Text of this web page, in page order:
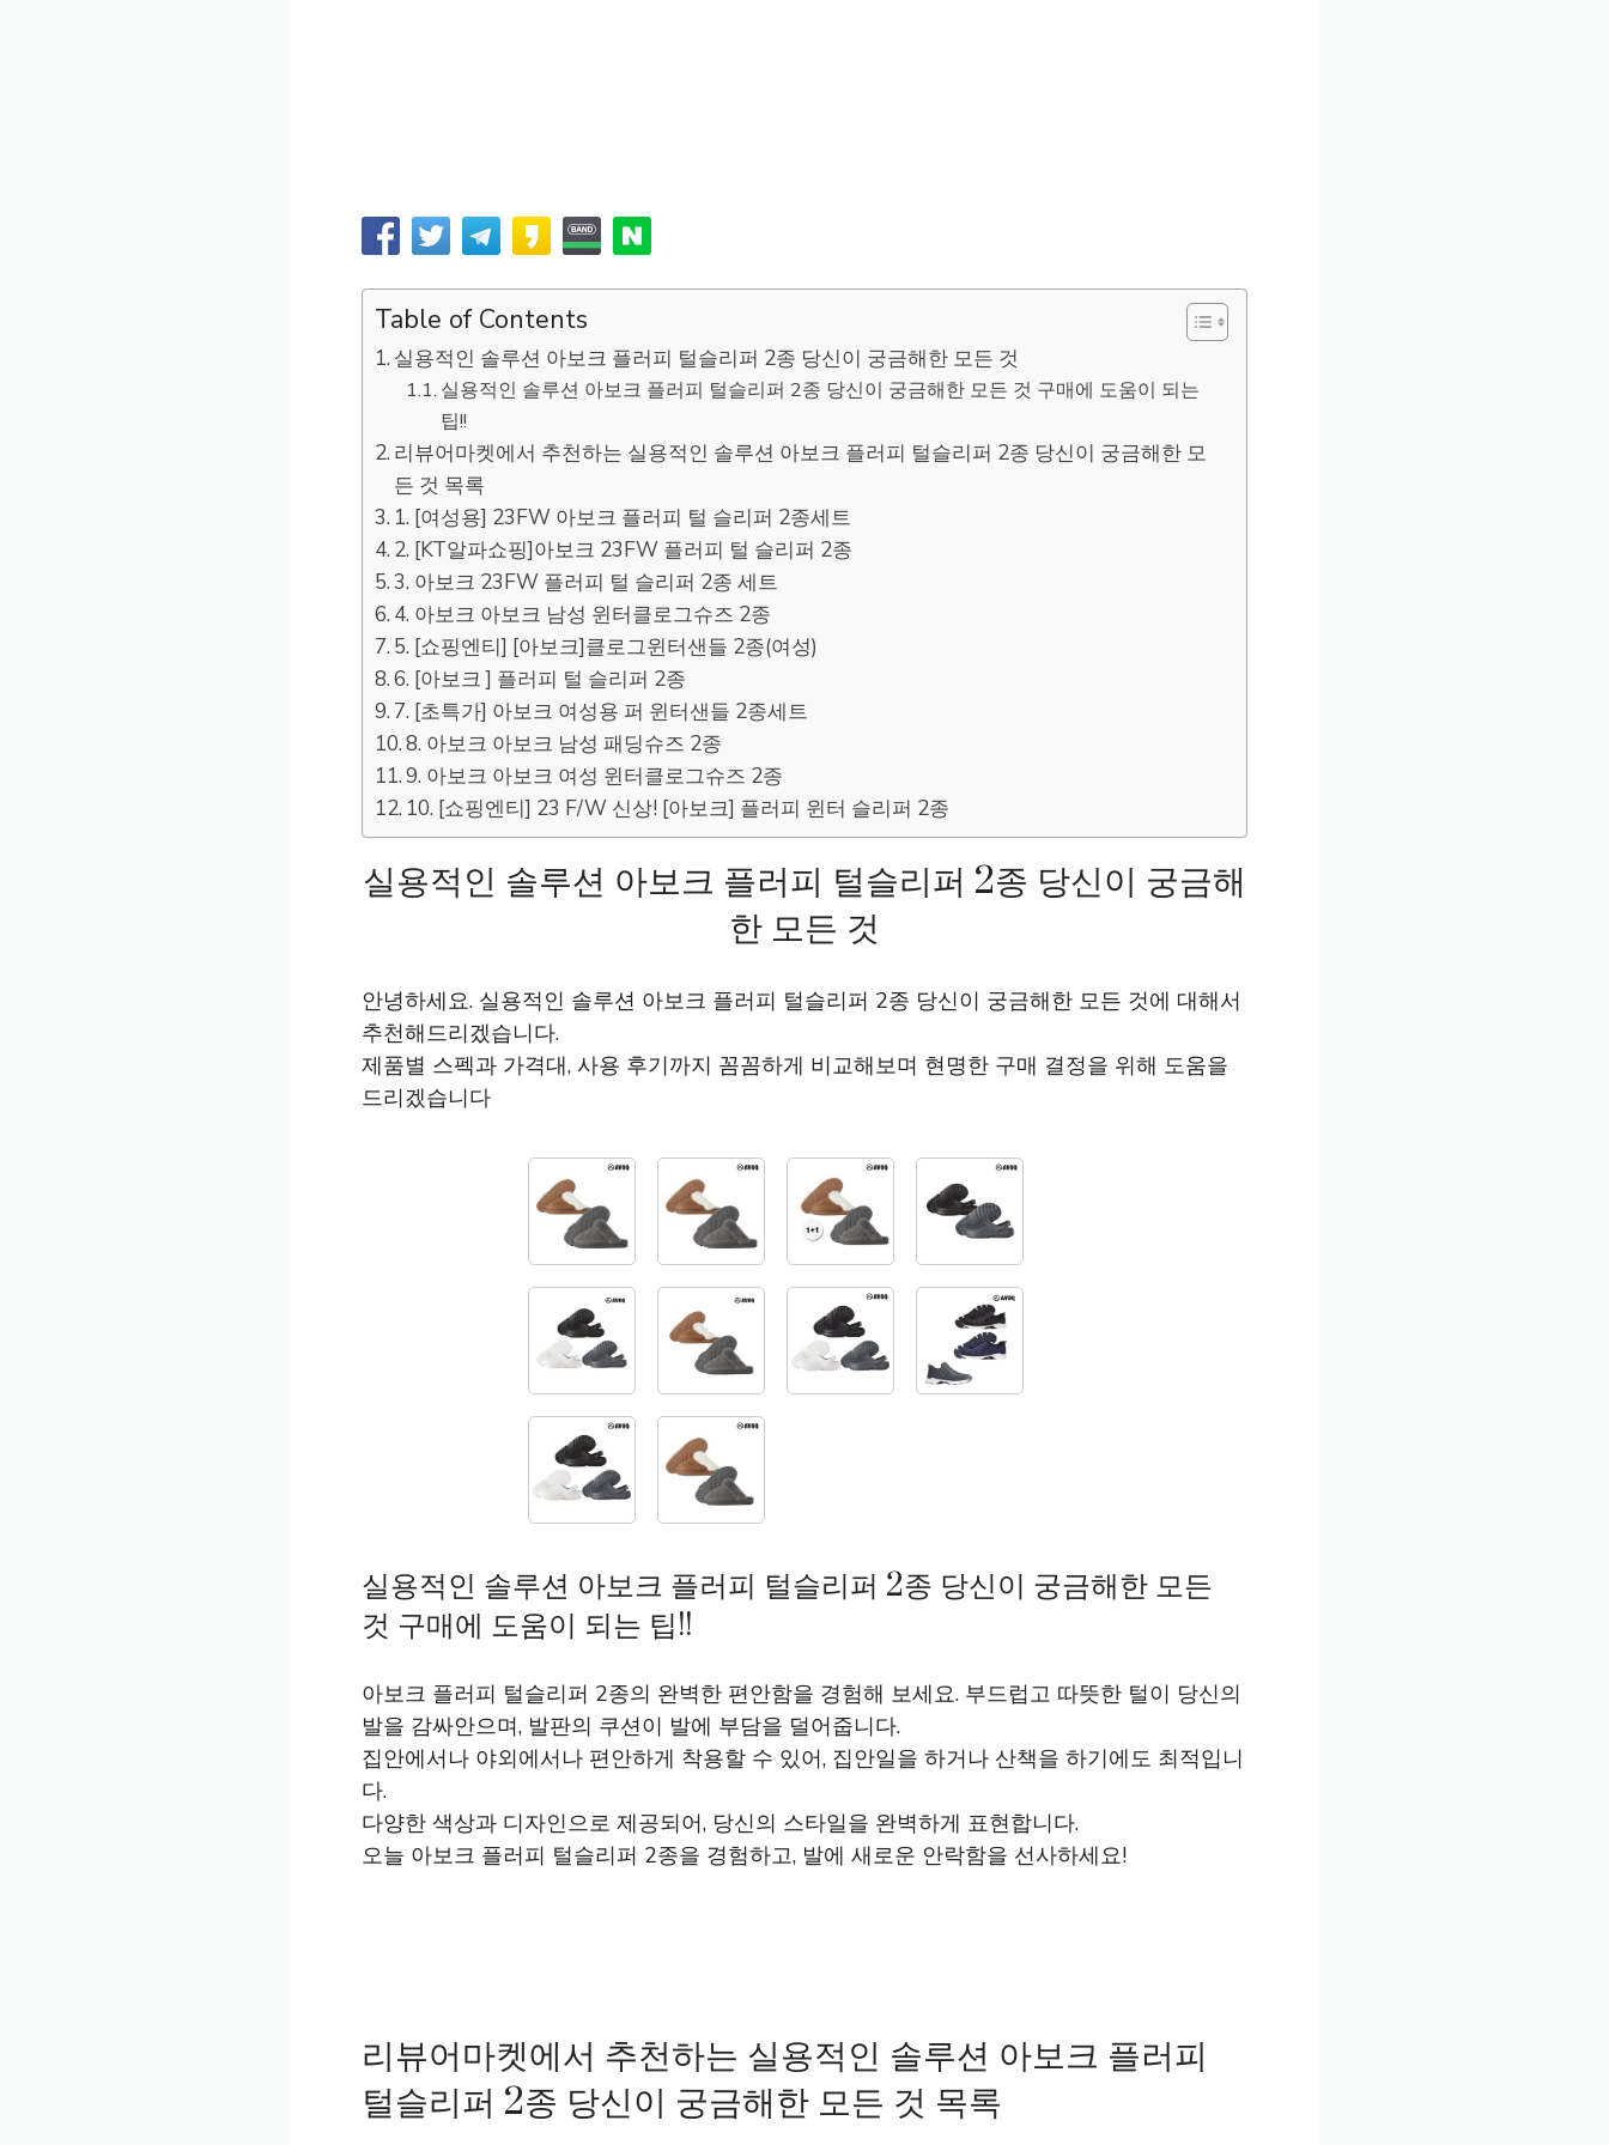
Table of Contents
실용적인 솔루션 아보크 플러피 털슬리퍼 2종 당신이 궁금해한 모든 것
실용적인 솔루션 아보크 플러피 털슬리퍼 2종 당신이 궁금해한 모든 것 구매에 도움이 되는
팁!!
리뷰어마켓에서 추천하는 실용적인 솔루션 아보크 플러피 털슬리퍼 2종 당신이 궁금해한 모
든 것 목록
1. [여성용] 23FW 아보크 플러피 털 슬리퍼 2종세트
2. [KT알파쇼핑]아보크 23FW 플러피 털 슬리퍼 2종
3. 아보크 23FW 플러피 털 슬리퍼 2종 세트
4. 아보크 아보크 남성 윈터클로그슈즈 2종
5. [쇼핑엔티] [아보크]클로그윈터샌들 2종(여성)
6. [아보크 ] 플러피 털 슬리퍼 2종
7. [초특가] 아보크 여성용 퍼 윈터샌들 2종세트
8. 아보크 아보크 남성 패딩슈즈 2종
9. 아보크 아보크 여성 윈터클로그슈즈 2종
10. [쇼핑엔티] 23 F/W 신상! [아보크] 플러피 윈터 슬리퍼 2종
실용적인 솔루션 아보크 플러피 털슬리퍼 2종 당신이 궁금해
한 모든 것
안녕하세요. 실용적인 솔루션 아보크 플러피 털슬리퍼 2종 당신이 궁금해한 모든 것에 대해서
추천해드리겠습니다.
제품별 스펙과 가격대, 사용 후기까지 꼼꼼하게 비교해보며 현명한 구매 결정을 위해 도움을
드리겠습니다
실용적인 솔루션 아보크 플러피 털슬리퍼 2종 당신이 궁금해한 모든
것 구매에 도움이 되는 팁!!
아보크 플러피 털슬리퍼 2종의 완벽한 편안함을 경험해 보세요. 부드럽고 따뜻한 털이 당신의
발을 감싸안으며, 발판의 쿠션이 발에 부담을 덜어줍니다.
집안에서나 야외에서나 편안하게 착용할 수 있어, 집안일을 하거나 산책을 하기에도 최적입니
다.
다양한 색상과 디자인으로 제공되어, 당신의 스타일을 완벽하게 표현합니다.
오늘 아보크 플러피 털슬리퍼 2종을 경험하고, 발에 새로운 안락함을 선사하세요!
리뷰어마켓에서 추천하는 실용적인 솔루션 아보크 플러피
털슬리퍼 2종 당신이 궁금해한 모든 것 목록